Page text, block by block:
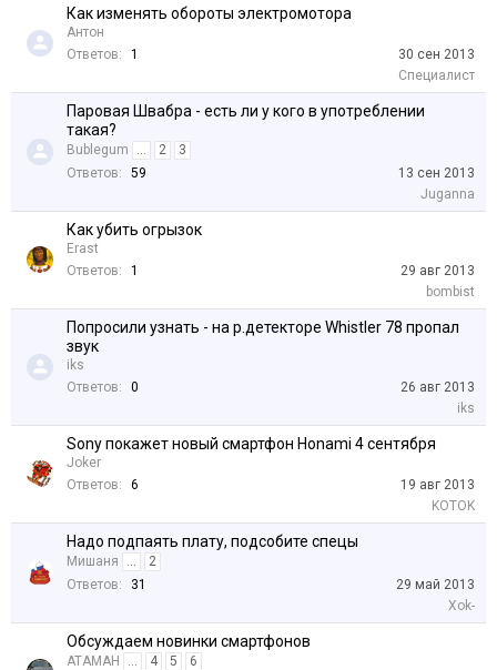
Как изменять обороты электромотора
Антон
Ответов:
1
30 сен 2013
Специалист
Паровая Швабра - есть ли у кого в употреблении
такая?
Bublegum ... 2
3
Ответов:
59
13 сен 2013
Juganna
Как убить огрызок
Erast
Ответов:
1
29 авг 2013
bombist
Попросили узнать - на р.детекторе Whistler 78 пропал
звук
iks
Ответов:
0
26 авг 2013
iks
Sony покажет новый смартфон Honami 4 сентября
Joker
Ответов:
6
19 авг 2013
KOTOK
Надо подпаять плату, подсобите спецы
Мишаня ...
2
Ответов:
31
29 май 2013
Xok-
Обсуждаем новинки смартфонов
АТАМАН ... 4 5
6